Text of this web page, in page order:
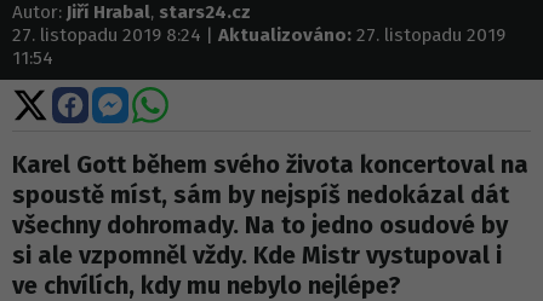
Autor: Jiří Hrabal, stars24.cz
27. listopadu 2019 8:24 | Aktualizováno: 27. listopadu 2019
11:54
Sdílet
na
X
Sdílet
na
Facebooku
Sdílet
na
Messengeru
Sdílet
WhatsApp
Karel Gott během svého života koncertoval na
spoustě míst, sám by nejspíš nedokázal dát
všechny dohromady. Na to jedno osudové by
si ale vzpomněl vždy. Kde Mistr vystupoval i
ve chvílích, kdy mu nebylo nejlépe?